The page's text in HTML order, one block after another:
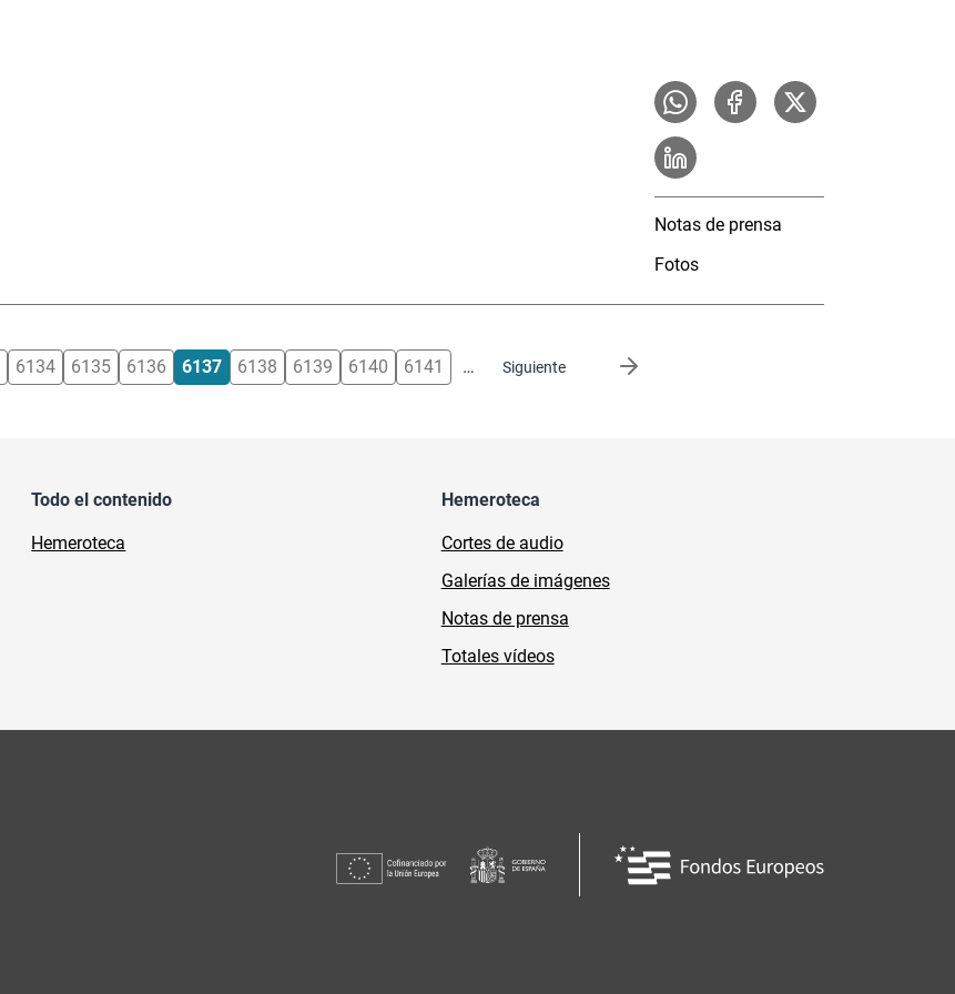
Notas de prensa
Fotos
6134 6135 6136 6137 6138 6139 6140 6141 … Siguiente
Siguiente página
Todo el contenido
Hemeroteca
Hemeroteca
Cortes de audio
Galerías de imágenes
Notas de prensa
Totales vídeos